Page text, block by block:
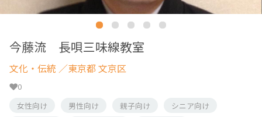
今藤流 長唄三味線教室
文化・伝統 ／東京都 文京区
0
女性向け
男性向け 親子向け
シニア向け